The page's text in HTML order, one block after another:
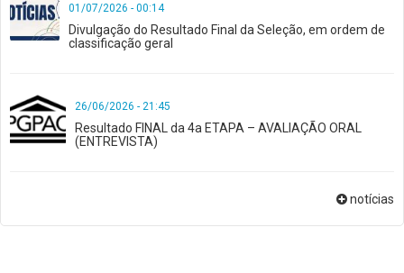
01/07/2026 - 00:14
Divulgação do Resultado Final da Seleção, em ordem de
classificação geral
26/06/2026 - 21:45
Resultado FINAL da 4a ETAPA – AVALIAÇÃO ORAL
(ENTREVISTA)
notícias